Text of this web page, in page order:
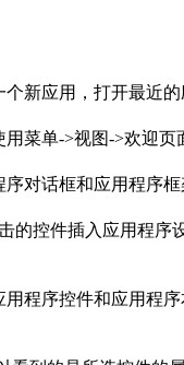
新应用，打开最近
菜单->视图->欢迎页
序对话框和应用程序
控件插入应用程
程序控件和应用程